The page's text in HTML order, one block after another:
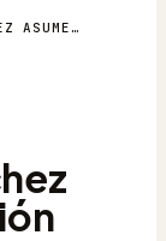
MARÍA JOSÉ SÁNCHEZ ASUME LA DIRECCIÓN DE VENDIBÉRICA